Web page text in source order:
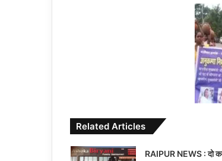
Related Articles
RAIPUR NEWS : दो